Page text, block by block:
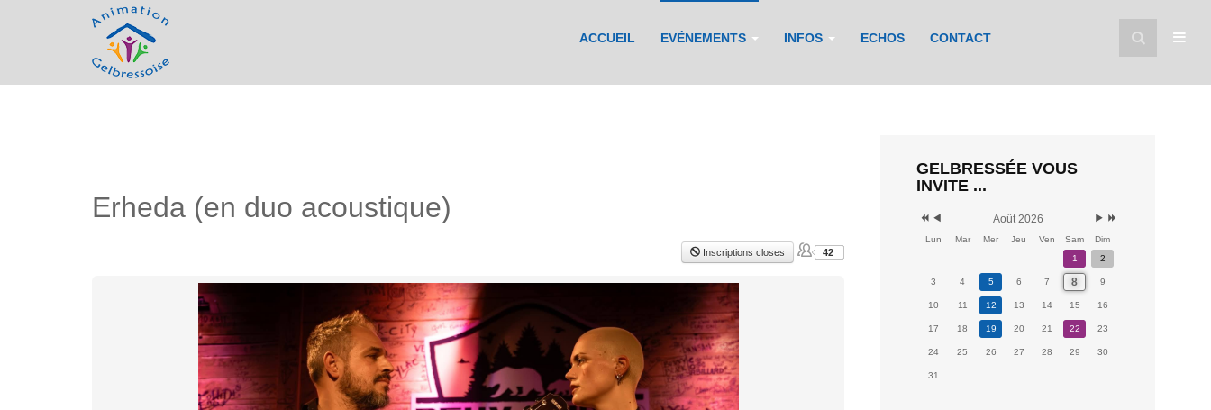
ACCUEIL EVÉNEMENTS INFOS ECHOS CONTACT
Erheda (en duo acoustique)
Inscriptions closes 42
GELBRESSÉE VOUS
INVITE ...
Août 2026
Lun Mar Mer Jeu Ven Sam
Dim
1
2
3 4 5 6 7 8 9
10 11 12 13 14 15 16
17 18 19 20 21 22 23
24 25 26 27 28 29 30
31